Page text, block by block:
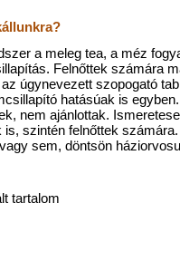
a meleg tea, a méz
Felnőttek számára
úgynevezett szopogató
hatásúak is
nem ajánlottak.
is, szintén felnőttek
sem, döntsön
tartalom